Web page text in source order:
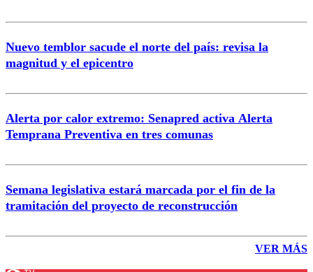
Nuevo temblor sacude el norte del país: revisa la
magnitud y el epicentro
Alerta por calor extremo: Senapred activa Alerta
Temprana Preventiva en tres comunas
Semana legislativa estará marcada por el fin de la
tramitación del proyecto de reconstrucción
VER MÁS